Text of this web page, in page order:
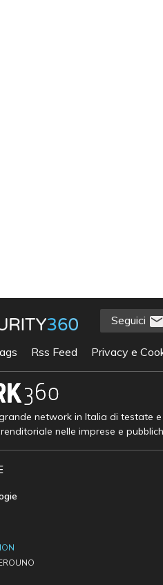
Seguici
Rss Feed Privacy e
network in Italia di testate
nelle imprese e